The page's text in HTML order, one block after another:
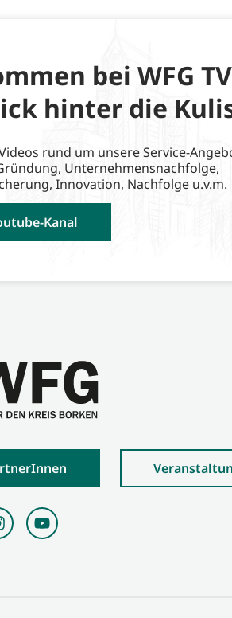
bei WFG
hinter die
rund um unsere Service-
Unternehmensnachfolge,
Innovation, Nachfolge u.v.m.
Kanal